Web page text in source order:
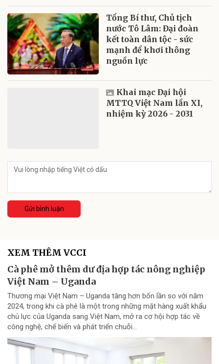
Tổng Bí thư, Chủ tịch
nước Tô Lâm: Đại đoàn
kết toàn dân tộc - sức
mạnh để khơi thông
nguồn lực
Khai mạc Đại hội
MTTQ Việt Nam lần XI,
nhiệm kỳ 2026 - 2031
Gửi bình luận
XEM THÊM VCCI
Cà phê mở thêm dư địa hợp tác nông nghiệp
Việt Nam – Uganda
Thương mại Việt Nam – Uganda tăng hơn bốn lần so với năm
2024, trong khi cà phê là một trong những mặt hàng xuất khẩu
chủ lực của Uganda sang Việt Nam, mở ra cơ hội hợp tác về
công nghệ, chế biến và phát triển chuỗi...